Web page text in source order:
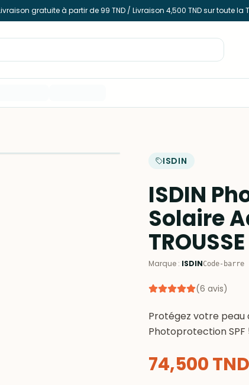
gratuite à partir de 99 TND / Livraison 4,500 TND sur toute la
ISDIN
ISDIN
Solaire
Marque : ISDINCode-barre
(6 avis)
Protégez votre peau
Photoprotection
74,500TND